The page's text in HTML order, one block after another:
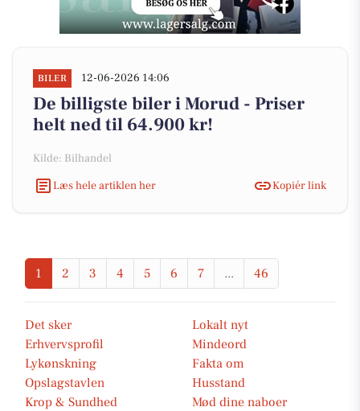
BILER 12-06-2026 14:06
De billigste biler i Morud - Priser
helt ned til 64.900 kr!
Kilde: Bilhandel
Læs hele artiklen her
Kopiér link
1 2 3 4 5 6 7 ... 46
Det sker
Lokalt nyt
Erhvervsprofil
Mindeord
Lykønskning
Fakta om
Opslagstavlen
Husstand
Krop & Sundhed
Mød dine naboer